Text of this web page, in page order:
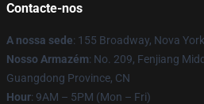
Contacte-nos
A nossa sede: 155 Broadway, Nova
Nosso Armazém: No. 209, Fenjiang
Guangdong Province, CN
Hour: 9AM – 5PM (Mon – Fri)